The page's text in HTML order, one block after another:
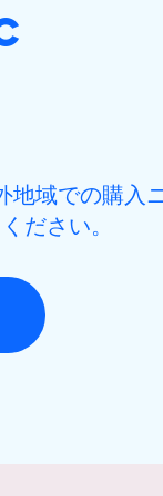
地域での購入
ださい。